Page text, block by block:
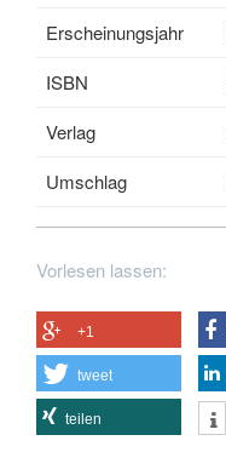
Erscheinungsjahr
ISBN
Verlag
Umschlag
Vorlesen lassen:
+1
tweet
teilen